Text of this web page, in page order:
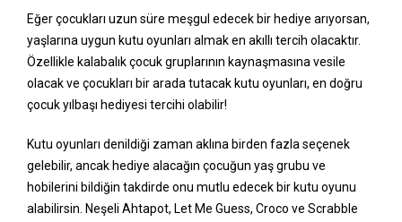
Eğer çocukları uzun süre meşgul edecek bir hediye arıyorsan,
yaşlarına uygun kutu oyunları almak en akıllı tercih olacaktır.
Özellikle kalabalık çocuk gruplarının kaynaşmasına vesile
olacak ve çocukları bir arada tutacak kutu oyunları, en doğru
çocuk yılbaşı hediyesi tercihi olabilir!
Kutu oyunları denildiği zaman aklına birden fazla seçenek
gelebilir, ancak hediye alacağın çocuğun yaş grubu ve
hobilerini bildiğin takdirde onu mutlu edecek bir kutu oyunu
alabilirsin. Neşeli Ahtapot, Let Me Guess, Croco ve Scrabble